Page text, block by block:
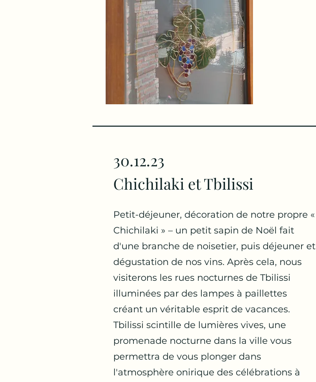
30.12.23
Chichilaki et Tbilissi
Petit-déjeuner, décoration de notre propre «
Chichilaki » – un petit sapin de Noël fait
d'une branche de noisetier, puis déjeuner et
dégustation de nos vins. Après cela, nous
visiterons les rues nocturnes de Tbilissi
illuminées par des lampes à paillettes
créant un véritable esprit de vacances.
Tbilissi scintille de lumières vives, une
promenade nocturne dans la ville vous
permettra de vous plonger dans
l'atmosphère onirique des célébrations à